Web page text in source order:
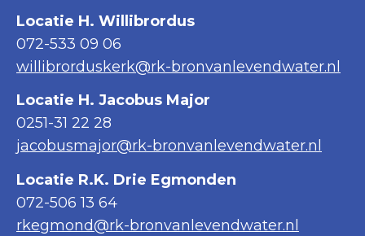
Locatie H. Willibrordus
072-533 09 06
willibrorduskerk@rk-bronvanlevendwater.nl
Locatie H. Jacobus Major
0251-31 22 28
jacobusmajor@rk-bronvanlevendwater.nl
Locatie R.K. Drie Egmonden
072-506 13 64
rkegmond@rk-bronvanlevendwater.nl